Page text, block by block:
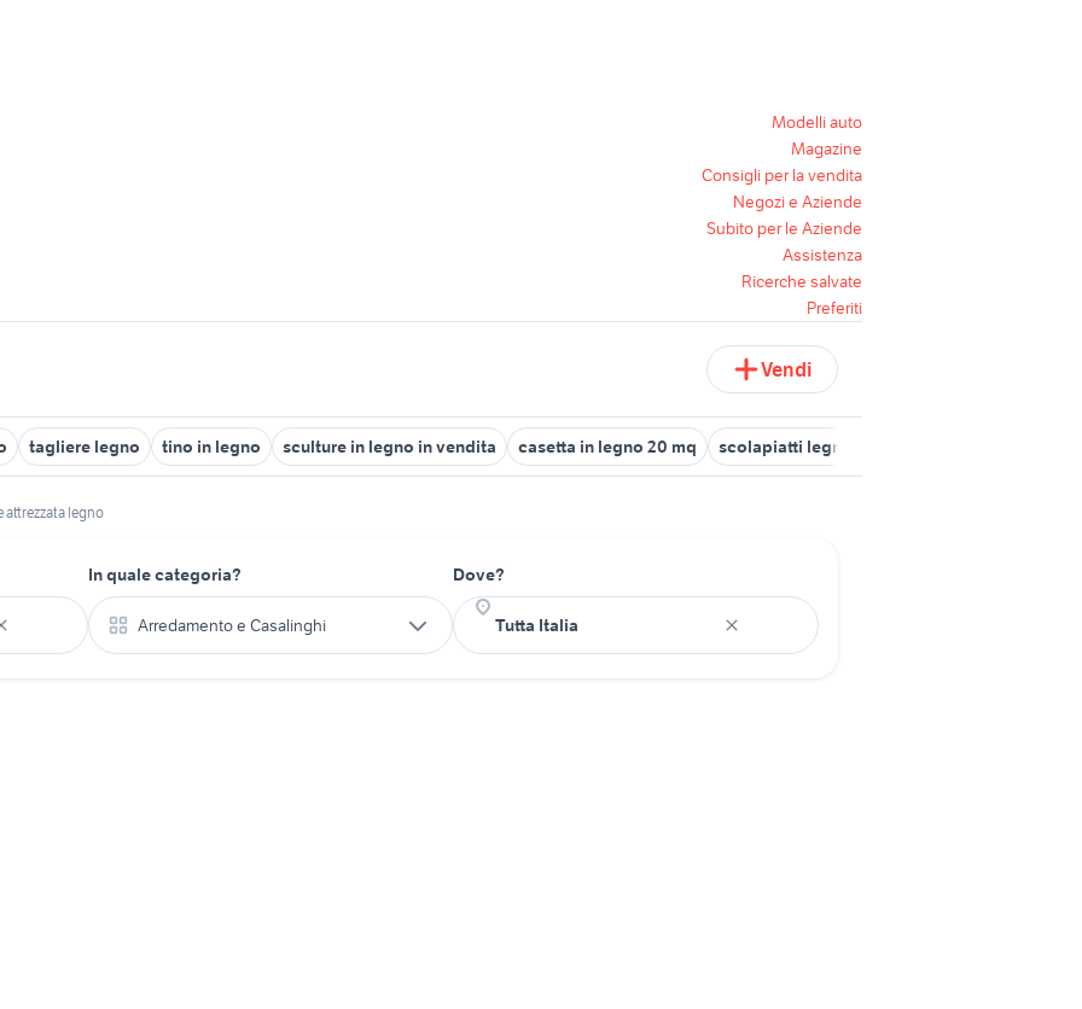
Modelli auto
Magazine
Consigli per la vendita
Negozi e Aziende
Subito per le Aziende
Assistenza
Ricerche salvate
Preferiti
Vendi
tagliere legno tino in legno sculture in legno in vendita casetta in legno 20 mq scolapiatti legno
attrezzata legno
In quale categoria?
Arredamento e Casalinghi
Dove?